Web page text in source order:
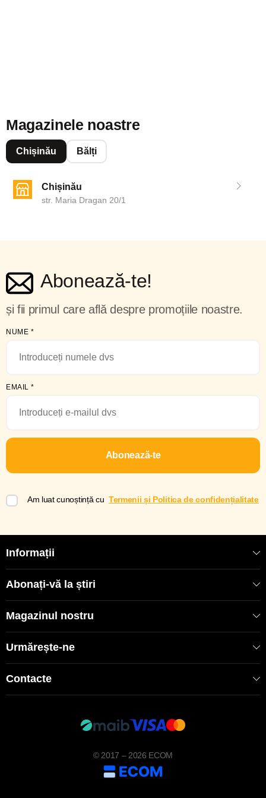
Magazinele noastre
Chișinău Bălți
Chișinău
str. Maria Dragan 20/1
Abonează-te!
și fii primul care află despre promoțiile noastre.
NUME *
EMAIL *
Abonează-te
Am luat cunoștință cu Termenii și Politica de confidențialitate
Informații
Abonați-vă la știri
Magazinul nostru
Urmărește-ne
Contacte
© 2017 – 2026 ECOM